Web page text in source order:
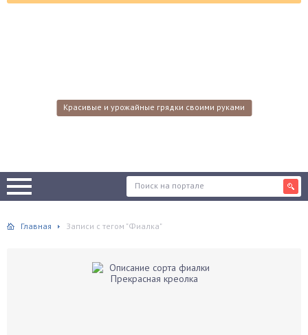
Красивые и урожайные грядки своими руками
Главная Записи с тегом "Фиалка"